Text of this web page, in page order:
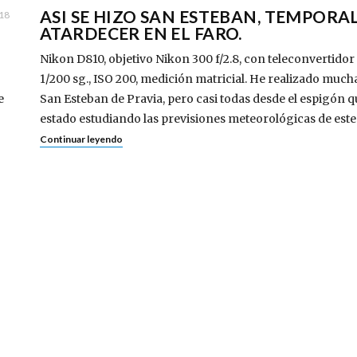
ASI SE HIZO SAN ESTEBAN,
ATARDECER EN EL FARO.
Nikon D810, objetivo Nikon 300 f/2.8, con teleconvertidor
1/200 sg., ISO 200, medición matricial. He realizado
San Esteban de Pravia, pero casi todas desde el espigón
estado estudiando las previsiones meteorológicas de
Continuar leyendo